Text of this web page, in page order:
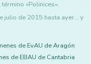
«Polinices».
julio de 2015 hasta ayer... y
de EvAU de Aragón
de EBAU de Cantabria